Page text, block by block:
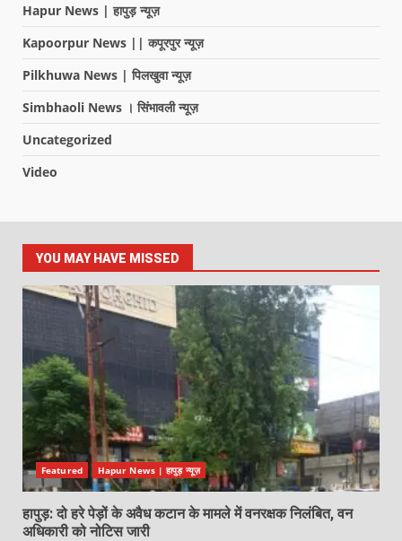
Hapur News | हापुड़ न्यूज़
Kapoorpur News || कपूरपुर न्यूज़
Pilkhuwa News | पिलखुवा न्यूज़
Simbhaoli News । सिंभावली न्यूज़
Uncategorized
Video
YOU MAY HAVE MISSED
Featured Hapur News | हापुड़ न्यूज़
हापुड़: दो हरे पेड़ों के अवैध कटान के मामले में वनरक्षक निलंबित, वन
अधिकारी को नोटिस जारी